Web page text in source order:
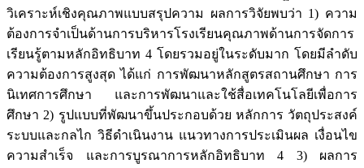
วิเคราะห์เชิงคุณภาพแบบสรุปความ ผลการวิจัยพบว่า 1) ความ
ต้องการจำเป็นด้านการบริหารโรงเรียนคุณภาพด้านการจัดการ
เรียนรู้ตามหลักอิทธิบาท 4 โดยรวมอยู่ในระดับมาก โดยมีลำดับ
ความต้องการสูงสุด ได้แก่ การพัฒนาหลักสูตรสถานศึกษา การ
นิเทศการศึกษา และการพัฒนาและใช้สื่อเทคโนโลยีเพื่อการ
ศึกษา 2) รูปแบบที่พัฒนาขึ้นประกอบด้วย หลักการ วัตถุประสงค์
ระบบและกลไก วิธีดำเนินงาน แนวทางการประเมินผล เงื่อนไข
ความสำเร็จ และการบูรณาการหลักอิทธิบาท 4 3) ผลการ